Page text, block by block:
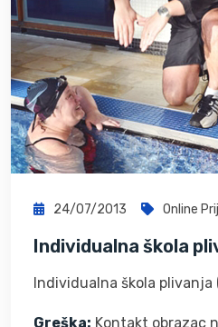
24/07/2013 Online
Individualna škola
Individualna škola plivanja
Greška: Kontakt obrazac